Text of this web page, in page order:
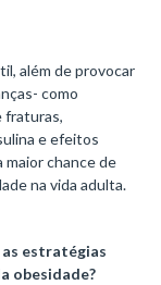
além de provocar
como
fraturas,
e efeitos
maior chance de
na vida adulta.
as estratégias
obesidade?